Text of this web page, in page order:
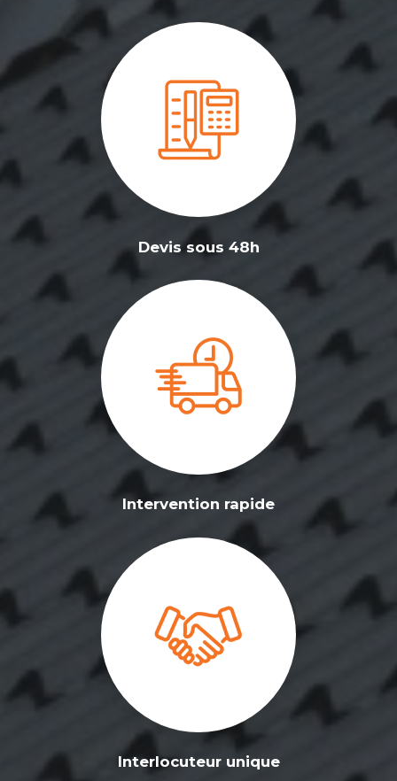
Devis sous 48h
Intervention rapide
Interlocuteur unique